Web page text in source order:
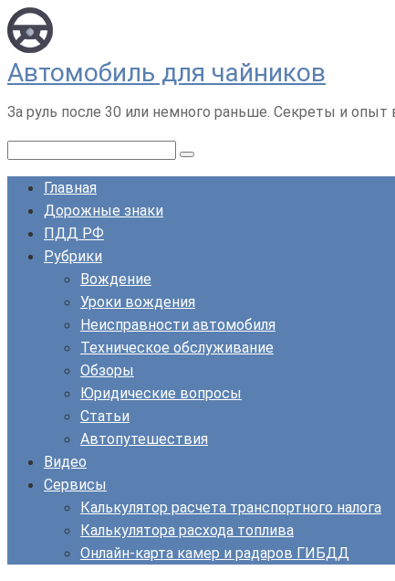
Перейти
к
контенту
Автомобиль для чайников
За руль после 30 или немного раньше. Секреты и опыт
Главная
Дорожные знаки
ПДД РФ
Рубрики
Вождение
Уроки вождения
Неисправности автомобиля
Техническое обслуживание
Обзоры
Юридические вопросы
Статьи
Автопутешествия
Видео
Сервисы
Калькулятор расчета транспортного налога
Калькулятора расхода топлива
Онлайн-карта камер и радаров ГИБДД